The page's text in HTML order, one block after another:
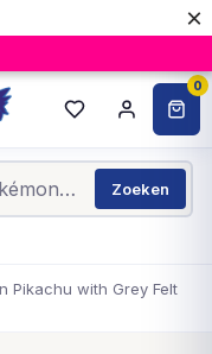
×
0
Zoeken
Pikachu with Grey Felt